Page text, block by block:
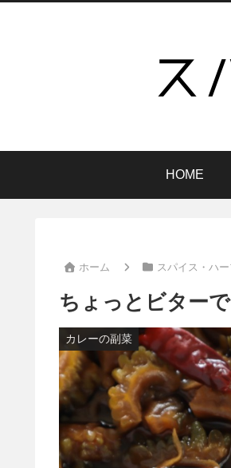
HOME
ホーム スパイス・ハ
ちょっとビター
カレーの副菜